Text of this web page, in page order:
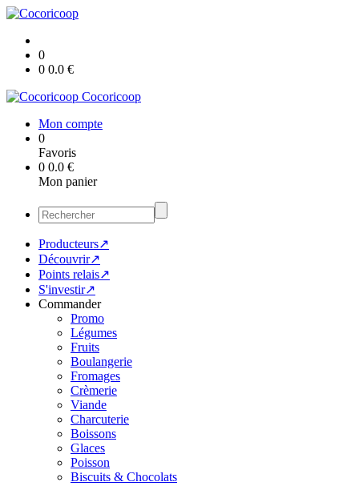
0
0 0.0 €
Cocoricoop
Mon compte
0
Favoris
0 0.0 €
Mon panier
Producteurs↗
Découvrir↗
Points relais↗
S'investir↗
Commander
Promo
Légumes
Fruits
Boulangerie
Fromages
Crèmerie
Viande
Charcuterie
Boissons
Glaces
Poisson
Biscuits & Chocolats